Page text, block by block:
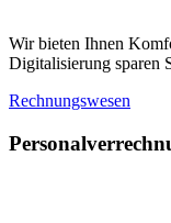
Wir bieten Ihnen
Digitalisierung sparen
Rechnungswesen